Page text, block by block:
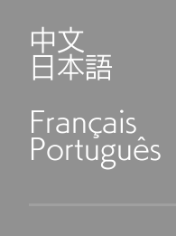
中文
日本語
Français
Português